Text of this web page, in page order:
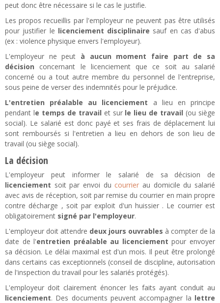
peut donc être nécessaire si le cas le justifie.
Les propos recueillis par l'employeur ne peuvent pas être utilisés
pour justifier le licenciement disciplinaire sauf en cas d'abus
(ex : violence physique envers l'employeur).
L'employeur ne peut à aucun moment faire part de sa
décision concernant le licenciement que ce soit au salarié
concerné ou a tout autre membre du personnel de l'entreprise,
sous peine de verser des indemnités pour le préjudice.
L'entretien préalable au licenciement a lieu en principe
pendant le temps de travail et sur le lieu de travail (ou siège
social). Le salarié est donc payé et ses frais de déplacement lui
sont remboursés si l'entretien a lieu en dehors de son lieu de
travail (ou siège social).
La décision
L'employeur peut informer le salarié de sa décision de
licenciement soit par envoi du courrier au domicile du salarié
avec avis de réception, soit par remise du courrier en main propre
contre décharge , soit par exploit d'un huissier . Le courrier est
obligatoirement signé par l'employeur.
L'employeur doit attendre deux jours ouvrables à compter de la
date de l'entretien préalable au licenciement pour envoyer
sa décision. Le délai maximal est d'un mois. Il peut être prolongé
dans certains cas exceptionnels (conseil de discipline, autorisation
de l'inspection du travail pour les salariés protégés).
L'employeur doit clairement énoncer les faits ayant conduit au
licenciement. Des documents peuvent accompagner la lettre